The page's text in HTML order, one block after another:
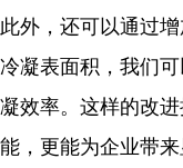
此外，还可以通过
冷凝表面积，我们
凝效率。这样的改
能，更能为企业带